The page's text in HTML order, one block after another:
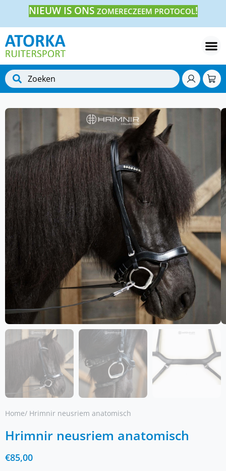
NIEUW IS ONS ZOMERECZEEM PROTOCOL!
Home/ Hrimnir neusriem anatomisch
Hrimnir neusriem anatomisch
€85,00